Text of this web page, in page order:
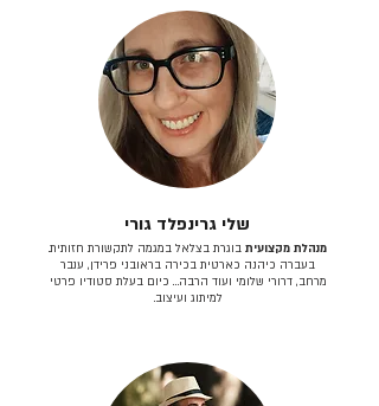
שלי גרינפלד גורי
מנהלת מקצועית בוגרת בצלאל במגמה לתקשורת חזותית.
בעברה כיהנה כארטית בכירה בראובני פרידן, ענבר
מרחב, דרורי שלומי ועוד הרבה… כיום בעלת סטודיו פרטי
למיתוג ועיצוב.